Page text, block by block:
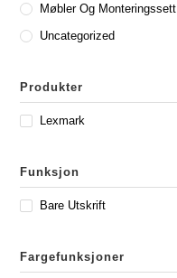
Møbler Og Monteringssett
Uncategorized
Produkter
Lexmark
Funksjon
Bare Utskrift
Fargefunksjoner